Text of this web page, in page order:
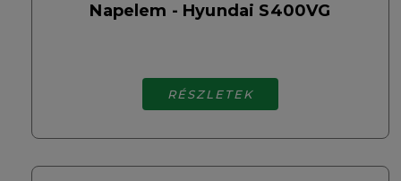
Napelem - Hyundai S400VG
RÉSZLETEK